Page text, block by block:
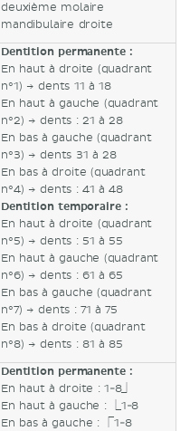
deuxième molaire
mandibulaire droite
Dentition permanente :
En haut à droite (quadrant
n°1) → dents 11 à 18
En haut à gauche (quadrant
n°2) → dents : 21 à 28
En bas à gauche (quadrant
n°3) → dents 31 à 28
En bas à droite (quadrant
n°4) → dents : 41 à 48
Dentition temporaire :
En haut à droite (quadrant
n°5) → dents : 51 à 55
En haut à gauche (quadrant
n°6) → dents : 61 à 65
En bas à gauche (quadrant
n°7) → dents : 71 à 75
En bas à droite (quadrant
n°8) → dents : 81 à 85
Dentition permanente :
En haut à droite : 1-8⏌
En haut à gauche : ⎿1-8
En bas à gauche : ⎾1-8